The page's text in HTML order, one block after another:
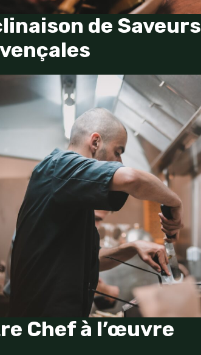
de Saveurs
Chef à l’œuvre